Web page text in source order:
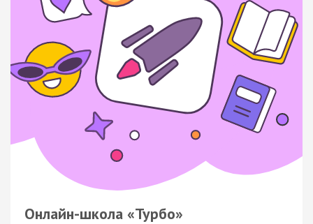
Онлайн-школа «Турбо»